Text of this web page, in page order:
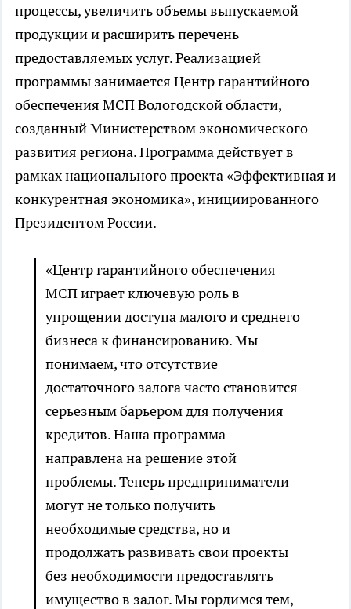
процессы, увеличить объемы выпускаемой
продукции и расширить перечень
предоставляемых услуг. Реализацией
программы занимается Центр гарантийного
обеспечения МСП Вологодской области,
созданный Министерством экономического
развития региона. Программа действует в
рамках национального проекта «Эффективная и
конкурентная экономика», инициированного
Президентом России.
«Центр гарантийного обеспечения
МСП играет ключевую роль в
упрощении доступа малого и среднего
бизнеса к финансированию. Мы
понимаем, что отсутствие
достаточного залога часто становится
серьезным барьером для получения
кредитов. Наша программа
направлена на решение этой
проблемы. Теперь предприниматели
могут не только получить
необходимые средства, но и
продолжать развивать свои проекты
без необходимости предоставлять
имущество в залог. Мы гордимся тем,